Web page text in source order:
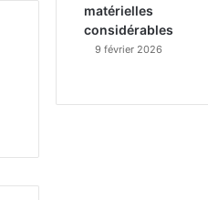
matérielles
considérables
9 février 2026